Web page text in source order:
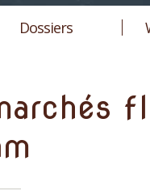
Dossiers